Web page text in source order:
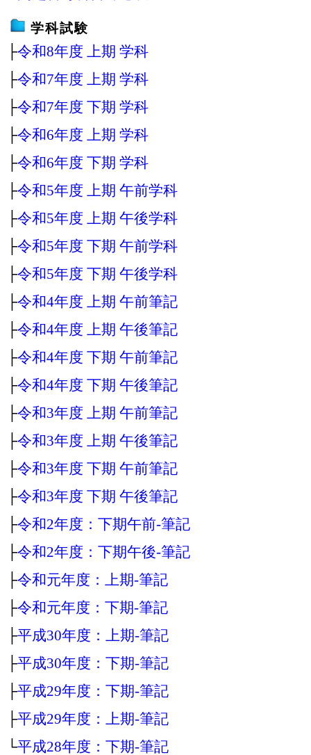
学科試験
├令和8年度 上期 学科
├令和7年度 上期 学科
├令和7年度 下期 学科
├令和6年度 上期 学科
├令和6年度 下期 学科
├令和5年度 上期 午前学科
├令和5年度 上期 午後学科
├令和5年度 下期 午前学科
├令和5年度 下期 午後学科
├令和4年度 上期 午前筆記
├令和4年度 上期 午後筆記
├令和4年度 下期 午前筆記
├令和4年度 下期 午後筆記
├令和3年度 上期 午前筆記
├令和3年度 上期 午後筆記
├令和3年度 下期 午前筆記
├令和3年度 下期 午後筆記
├令和2年度：下期午前‐筆記
├令和2年度：下期午後‐筆記
├令和元年度：上期‐筆記
├令和元年度：下期‐筆記
├平成30年度：上期‐筆記
├平成30年度：下期‐筆記
├平成29年度：下期‐筆記
├平成29年度：上期‐筆記
└平成28年度：下期‐筆記